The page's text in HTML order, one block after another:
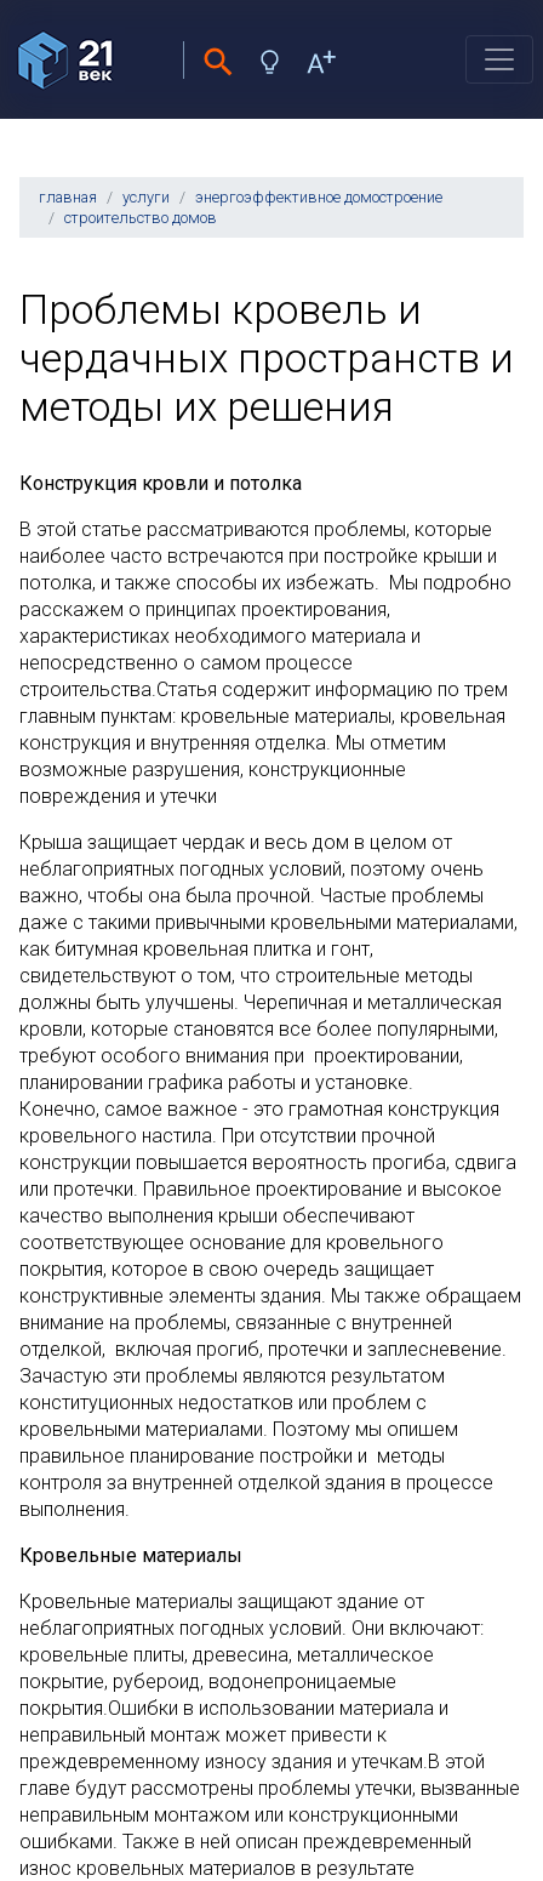
главная услуги
энергоэффективное домостроение
строительство домов
Проблемы кровель и
чердачных пространств и
методы их решения
Конструкция кровли и потолка
В этой статье рассматриваются проблемы, которые
наиболее часто встречаются при постройке крыши и
потолка, и также способы их избежать. Мы подробно
расскажем о принципах проектирования,
характеристиках необходимого материала и
непосредственно о самом процессе
строительства.Статья содержит информацию по трем
главным пунктам: кровельные материалы, кровельная
конструкция и внутренняя отделка. Мы отметим
возможные разрушения, конструкционные
повреждения и утечки
Крыша защищает чердак и весь дом в целом от
неблагоприятных погодных условий, поэтому очень
важно, чтобы она была прочной. Частые проблемы
даже с такими привычными кровельными материалами,
как битумная кровельная плитка и гонт,
свидетельствуют о том, что строительные методы
должны быть улучшены. Черепичная и металлическая
кровли, которые становятся все более популярными,
требуют особого внимания при проектировании,
планировании графика работы и установке.
Конечно, самое важное - это грамотная конструкция
кровельного настила. При отсутствии прочной
конструкции повышается вероятность прогиба, сдвига
или протечки. Правильное проектирование и высокое
качество выполнения крыши обеспечивают
соответствующее основание для кровельного
покрытия, которое в свою очередь защищает
конструктивные элементы здания. Мы также обращаем
внимание на проблемы, связанные с внутренней
отделкой, включая прогиб, протечки и заплесневение.
Зачастую эти проблемы являются результатом
конституционных недостатков или проблем с
кровельными материалами. Поэтому мы опишем
правильное планирование постройки и методы
контроля за внутренней отделкой здания в процессе
выполнения.
Кровельные материалы
Кровельные материалы защищают здание от
неблагоприятных погодных условий. Они включают:
кровельные плиты, древесина, металлическое
покрытие, рубероид, водонепроницаемые
покрытия.Ошибки в использовании материала и
неправильный монтаж может привести к
преждевременному износу здания и утечкам.В этой
главе будут рассмотрены проблемы утечки, вызванные
неправильным монтажом или конструкционными
ошибками. Также в ней описан преждевременный
износ кровельных материалов в результате